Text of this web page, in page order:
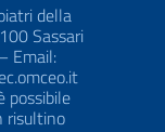
della
Sassari
Email:
possibile
risultino